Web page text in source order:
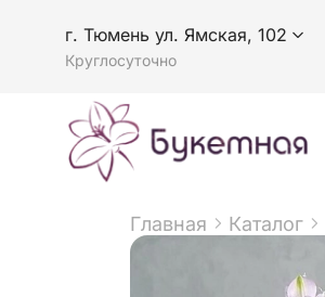
г. Тюмень ул. Ямская, 102
Круглосуточно
Главная Каталог